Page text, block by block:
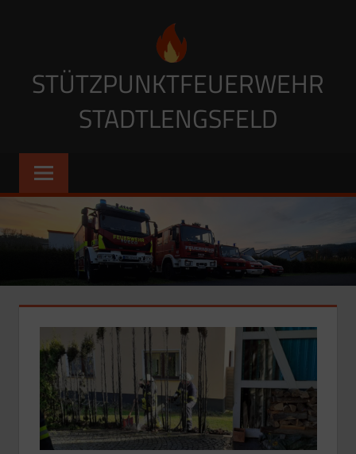
STÜTZPUNKTFEUERWEHR
STADTLENGSFELD